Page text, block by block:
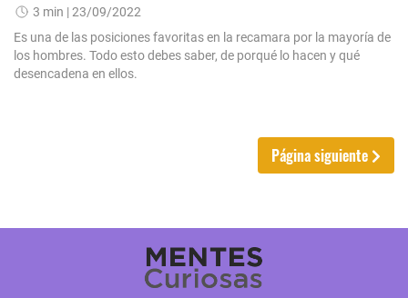
3 min | 23/09/2022
Es una de las posiciones favoritas en la recamara por la mayoría de
los hombres. Todo esto debes saber, de porqué lo hacen y qué
desencadena en ellos.
Página siguiente